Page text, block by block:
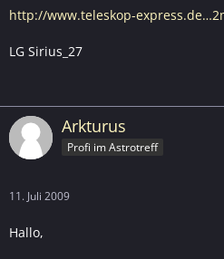
http://www.teleskop-
LG Sirius_27
Arkturus
Profi im Astrotreff
11. Juli 2009
Hallo,